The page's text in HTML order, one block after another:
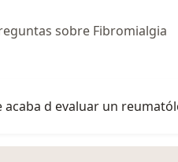
sobre Fibromialgia
d evaluar un